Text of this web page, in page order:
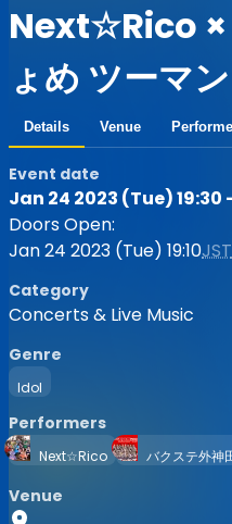
Next☆Rico ×
ょめ ツーマ
Details Venue
Event date
Jan 24 2023 (Tue) 19:30
Doors Open:
Jan 24 2023 (Tue) 19:10JST
Category
Concerts & Live Music
Genre
Idol
Performers
Next☆Rico バクステ外神
Venue